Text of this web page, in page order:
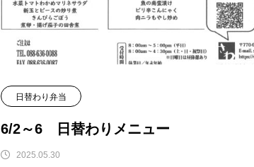
日替わり弁当
6/2～6 日替わりメニュー
2025.05.30